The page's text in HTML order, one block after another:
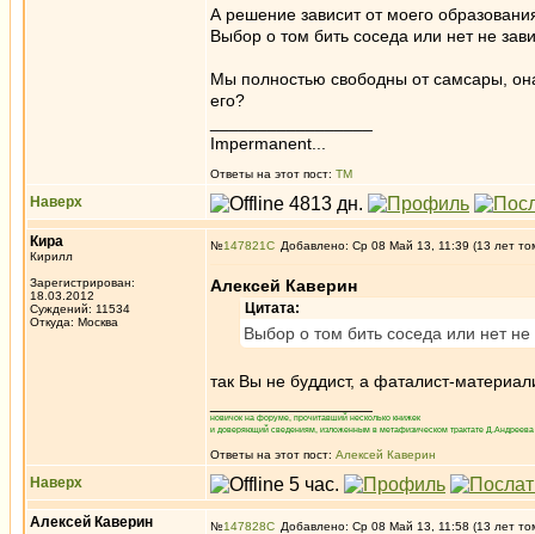
А решение зависит от моего
Выбор о том бить соседа или нет не
Мы полностью свободны от самсары,
его?
Impermanent...
Ответы на этот пост: ТМ
Наверх
Кира
Кирилл
Зарегистрирован:
18.03.2012
Суждений: 11534
Откуда: Москва
№147821 Добавлено: Ср 08 Май 13, 11:39 (13 лет
Алексей Каверин
Цитата:
Выбор о том бить соседа или нет
так Вы не буддист, а фаталист-
новичок на форуме, прочитавший несколько книжек
и доверяющий сведениям, изложенным в метафизическом трактате
Ответы на этот пост: Алексей Каверин
Наверх
Алексей Каверин №147828 Добавлено: Ср 08 Май 13, 11:58 (13 лет